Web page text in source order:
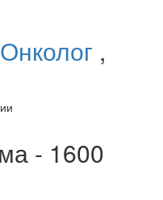
Онколог ,
- 1600